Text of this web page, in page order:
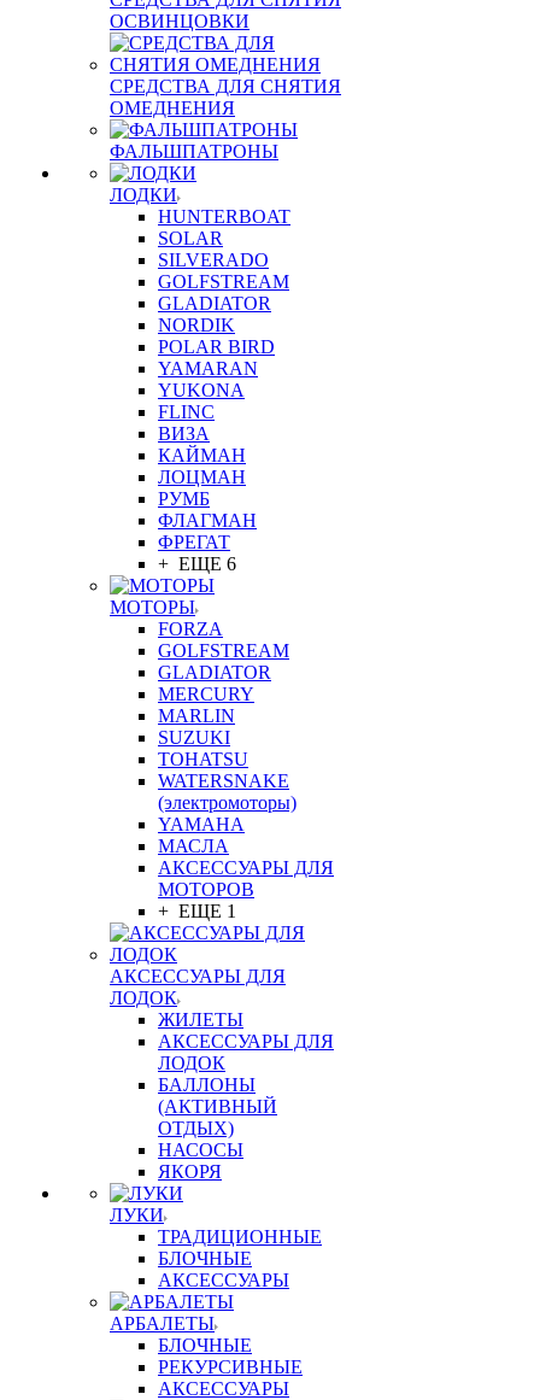
ОСВИНЦОВКИ
СРЕДСТВА ДЛЯ СНЯТИЯ
ОМЕДНЕНИЯ
ФАЛЬШПАТРОНЫ
ЛОДКИ
HUNTERBOAT
SOLAR
SILVERADO
GOLFSTREAM
GLADIATOR
NORDIK
POLAR BIRD
YAMARAN
YUKONA
FLINC
ВИЗА
КАЙМАН
ЛОЦМАН
РУМБ
ФЛАГМАН
ФРЕГАТ
+ ЕЩЕ 6
МОТОРЫ
FORZA
GOLFSTREAM
GLADIATOR
MERCURY
MARLIN
SUZUKI
TOHATSU
WATERSNAKE
(электромоторы)
YAMAHA
МАСЛА
АКСЕССУАРЫ ДЛЯ
МОТОРОВ
+ ЕЩЕ 1
АКСЕССУАРЫ ДЛЯ
ЛОДОК
ЖИЛЕТЫ
АКСЕССУАРЫ ДЛЯ
ЛОДОК
БАЛЛОНЫ
(АКТИВНЫЙ
ОТДЫХ)
НАСОСЫ
ЯКОРЯ
ЛУКИ
ТРАДИЦИОННЫЕ
БЛОЧНЫЕ
АКСЕССУАРЫ
АРБАЛЕТЫ
БЛОЧНЫЕ
РЕКУРСИВНЫЕ
АКСЕССУАРЫ